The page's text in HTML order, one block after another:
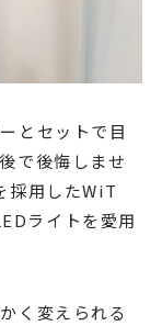
とセットで目
で後悔しませ
採用したWiT
ライトを愛用
く変えられる